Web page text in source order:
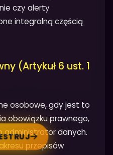
czy alerty
integralną częścią
(Artykuł 6 ust. 1
osobowe, gdy jest to
obowiązku prawnego,
administrator danych.
przepisów